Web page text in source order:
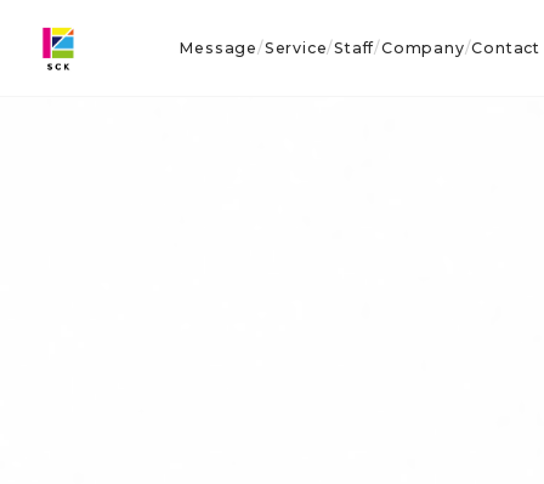
Message/Service/Staff/Company/Contact